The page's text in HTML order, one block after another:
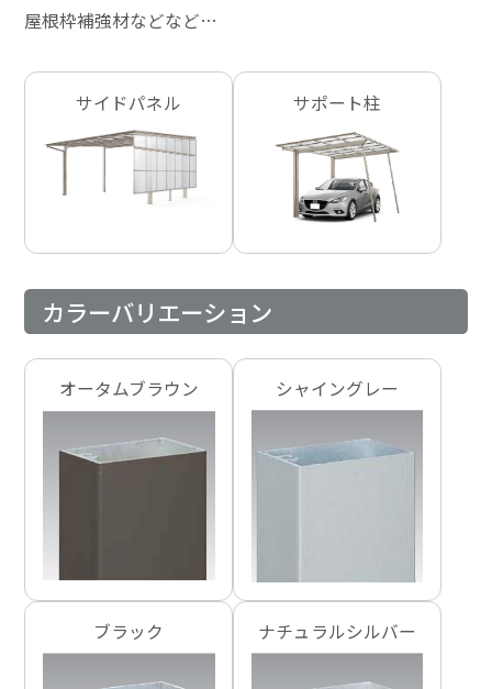
屋根枠補強材などなど…
サイドパネル サポート柱
カラーバリエーション
オータムブラウン シャイングレー
ブラック ナチュラルシルバー